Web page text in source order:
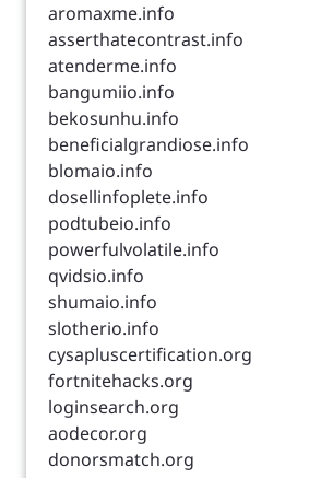
aromaxme.info
asserthatecontrast.info
atenderme.info
bangumiio.info
bekosunhu.info
beneficialgrandiose.info
blomaio.info
dosellinfoplete.info
podtubeio.info
powerfulvolatile.info
qvidsio.info
shumaio.info
slotherio.info
cysapluscertification.org
fortnitehacks.org
loginsearch.org
aodecor.org
donorsmatch.org